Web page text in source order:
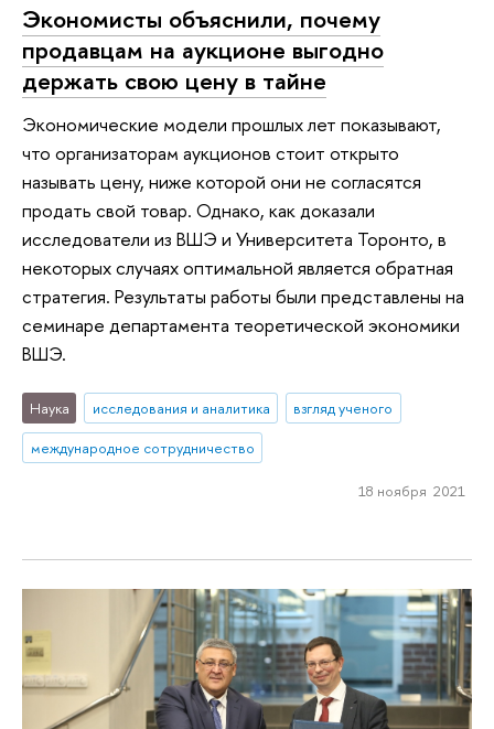
Экономисты объяснили, почему
продавцам на аукционе выгодно
держать свою цену в тайне
Экономические модели прошлых лет показывают,
что организаторам аукционов стоит открыто
называть цену, ниже которой они не согласятся
продать свой товар. Однако, как доказали
исследователи из ВШЭ и Университета Торонто, в
некоторых случаях оптимальной является обратная
стратегия. Результаты работы были представлены на
семинаре департамента теоретической экономики
ВШЭ.
Наука исследования и аналитика
взгляд ученого
международное сотрудничество
18 ноября 2021